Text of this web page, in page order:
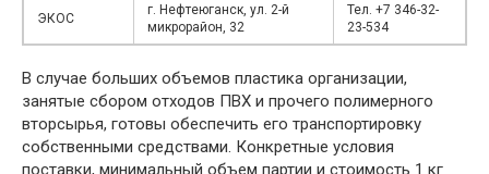
ЭКОС
г. Нефтеюганск, ул. 2-й
микрорайон, 32
Тел. +7 346-32-
23-534
В случае больших объемов пластика организации,
занятые сбором отходов ПВХ и прочего полимерного
вторсырья, готовы обеспечить его транспортировку
собственными средствами. Конкретные условия
поставки, минимальный объем партии и стоимость 1 кг